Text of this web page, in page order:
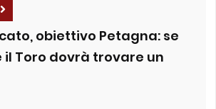
obiettivo Petagna: se
il Toro dovrà trovare un